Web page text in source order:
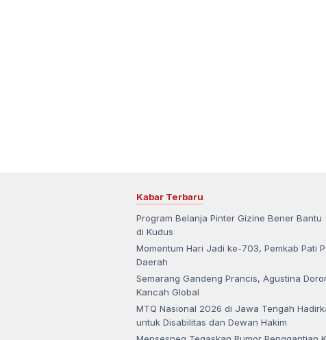
Kabar Terbaru
Program Belanja Pinter Gizine Bener
di Kudus
Momentum Hari Jadi ke-703, Pemkab Pati
Daerah
Semarang Gandeng Prancis, Agustina
Kancah Global
MTQ Nasional 2026 di Jawa Tengah
untuk Disabilitas dan Dewan Hakim